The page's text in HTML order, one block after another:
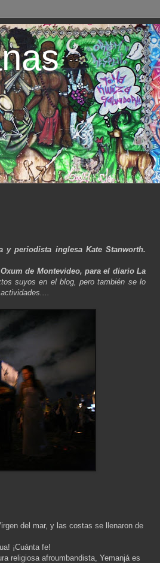
y periodista inglesa Kate Stanworth.
de Montevideo, para el diario La
suyos en el blog, pero también se lo
del mar, y las costas se llenaron de
¡Cuánta fe!
religiosa afroumbandista, Yemanjá es